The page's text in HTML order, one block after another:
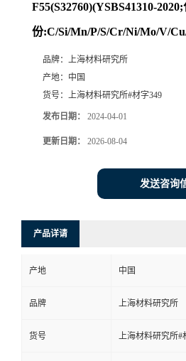
F55(S32760)(YSBS41310-
份:C/Si/Mn/P/S/Cr/Ni/Mo/V/
品牌： 上海材料研究所
产地： 中国
货号： 上海材料研究所#材字349
发布日期： 2024-04-01
更新日期： 2026-08-04
发送咨询
产品详请
产地 中国
品牌 上海材料研究所
货号 上海材料研究所#